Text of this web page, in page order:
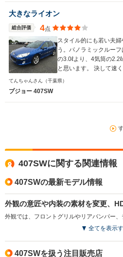
大きなライオン
総合評価 4点
スタイル的にも若い夫
う。パノラミックルー
の3.0ℓより、4気筒の
と思います。 決して速
でもプジョーという名前
てんちゃんさん （千葉県）
プジョー 407SW
407SWに関する関連情報
407SWの最新モデル情報
外観の意匠や内装の素材を変更、
全てを表示
407SWを扱う注目販売店